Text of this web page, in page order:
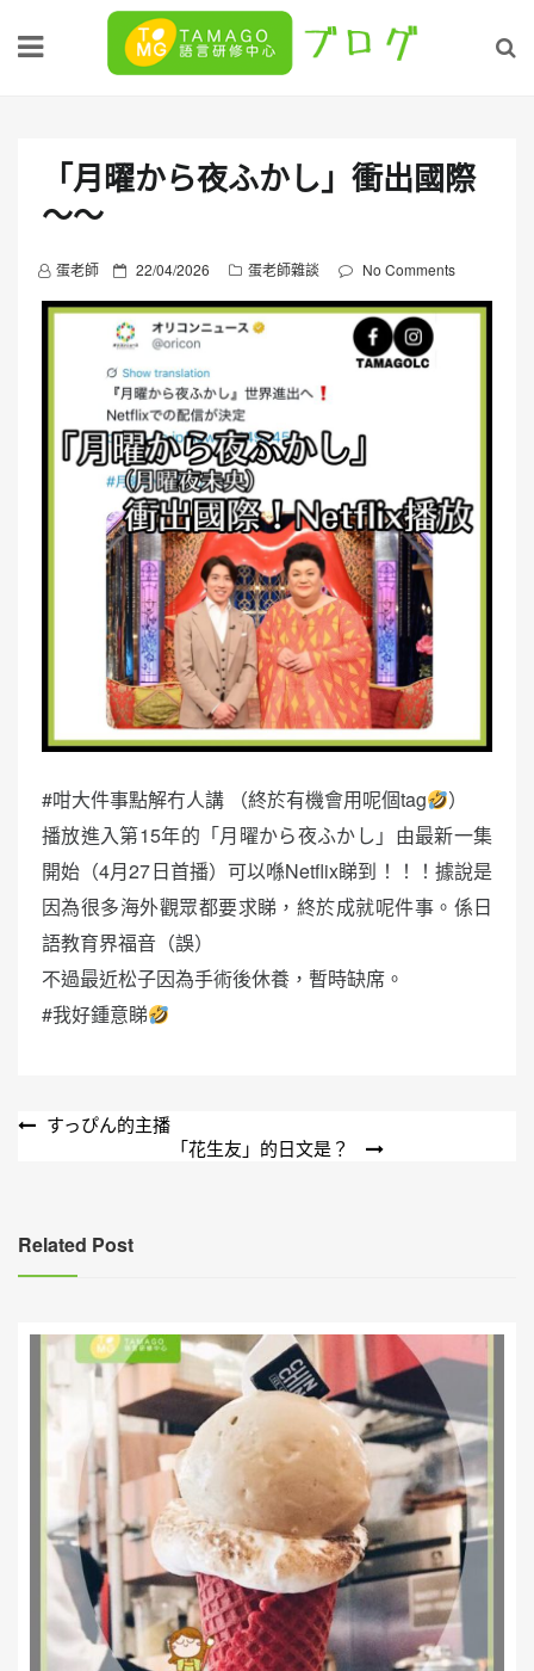
「月曜から夜ふかし」衝出國際
～～
蛋老師
P
o
s
t
e
d
o
n
22/04/2026 蛋老師雜談 No Comments
#咁大件事點解冇人講 （終於有機會用呢個tag
）
播放進入第15年的「月曜から夜ふかし」由最新一集
開始（4月27日首播）可以喺Netflix睇到！！！據說是
因為很多海外觀眾都要求睇，終於成就呢件事。係日
語教育界福音（誤）
不過最近松子因為手術後休養，暫時缺席。
#我好鍾意睇
文
覽
すっぴん的主播
「花生友」的日文是？
Related Post